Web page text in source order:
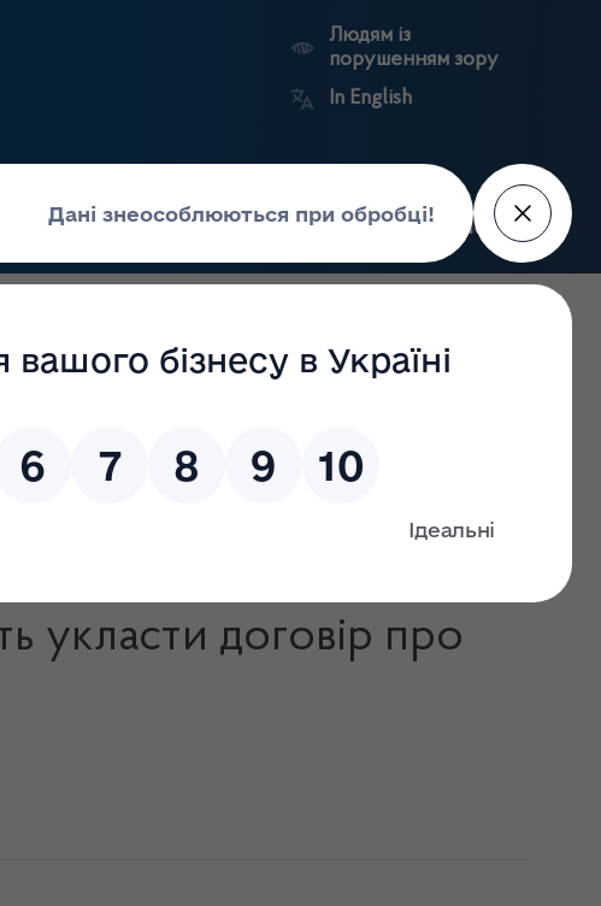
Людям із
порушенням зору
In English
Прес-центр Пошук
та
нагляд
реєстри
портал
Держлікслужби
профілактичного закладу, мають укласти договір про
або на території
укласти договір про